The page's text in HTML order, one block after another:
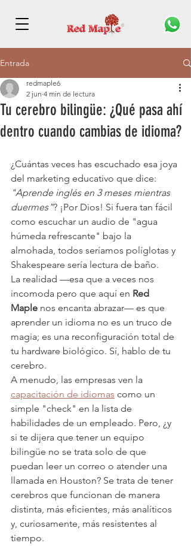
Entrada
Tu cerebro bilingüe: ¿Qué pasa ahí
dentro cuando cambias de idioma?
redmaple6
2 jun 4 min de lectura
¿Cuántas veces has escuchado esa joya
del marketing educativo que dice:
"Aprende inglés en 3 meses mientras
duermes"? ¡Por Dios! Si fuera tan fácil
como escuchar un audio de "agua
húmeda refrescante" bajo la
almohada, todos seríamos políglotas y
Shakespeare sería lectura de baño.
La realidad —esa que a veces nos
incomoda pero que aquí en Red
Maple nos encanta abrazar— es que
aprender un idioma no es un truco de
magia; es una reconfiguración total de
tu hardware biológico. Sí, hablo de tu
cerebro.
A menudo, las empresas ven la
capacitación de idiomas como un
simple "check" en la lista de
habilidades de un empleado. Pero, ¿y
si te dijera que tener un equipo
bilingüe no se trata solo de que
puedan leer un correo o atender una
llamada en Houston? Se trata de tener
cerebros que funcionan de manera
distinta, más eficientes, más analíticos
y, curiosamente, más resistentes al
tiempo.